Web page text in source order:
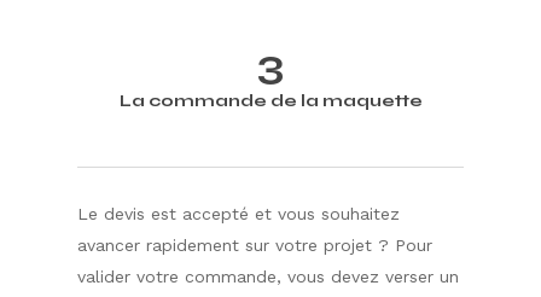
3
La commande de la maquette
Le devis est accepté et vous souhaitez
avancer rapidement sur votre projet ? Pour
valider votre commande, vous devez verser un